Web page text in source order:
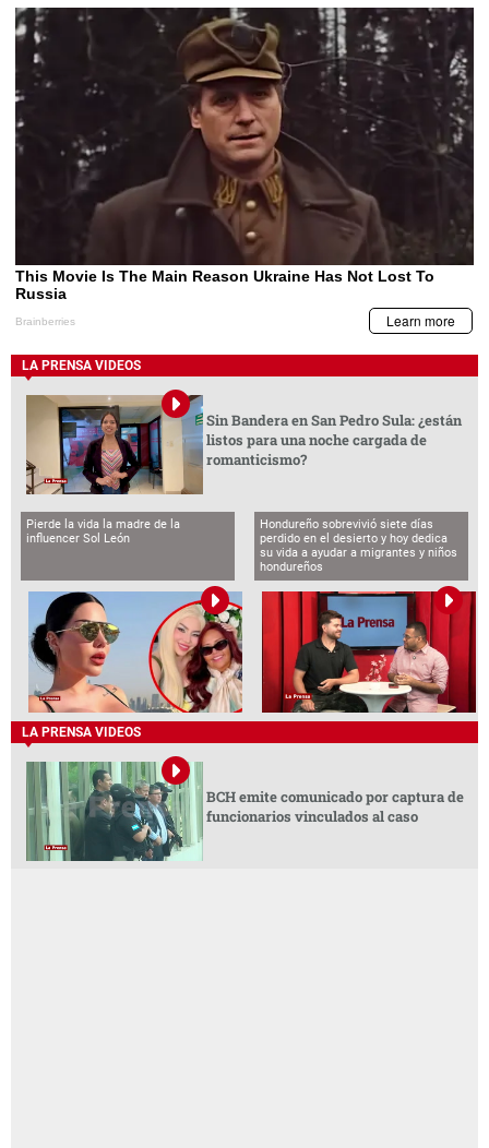
LA PRENSA VIDEOS
Sin Bandera en San Pedro Sula: ¿están
listos para una noche cargada de
romanticismo?
Pierde la vida la madre de la
influencer Sol León
Hondureño sobrevivió siete días
perdido en el desierto y hoy dedica
su vida a ayudar a migrantes y niños
hondureños
LA PRENSA VIDEOS
BCH emite comunicado por captura de
funcionarios vinculados al caso